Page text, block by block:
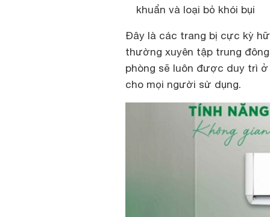
khuẩn và loại bỏ khói bụi
Đây là các trang bị cực kỳ
thường xuyên tập trung
phòng sẽ luôn được duy trì
cho mọi người sử dụng.